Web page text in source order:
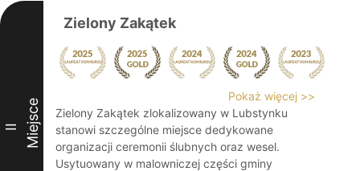
II Miejsce
Zielony Zakątek
Pokaż więcej >>
Zielony Zakątek zlokalizowany w Lubstynku
stanowi szczególne miejsce dedykowane
organizacji ceremonii ślubnych oraz wesel.
Usytuowany w malowniczej części gminy